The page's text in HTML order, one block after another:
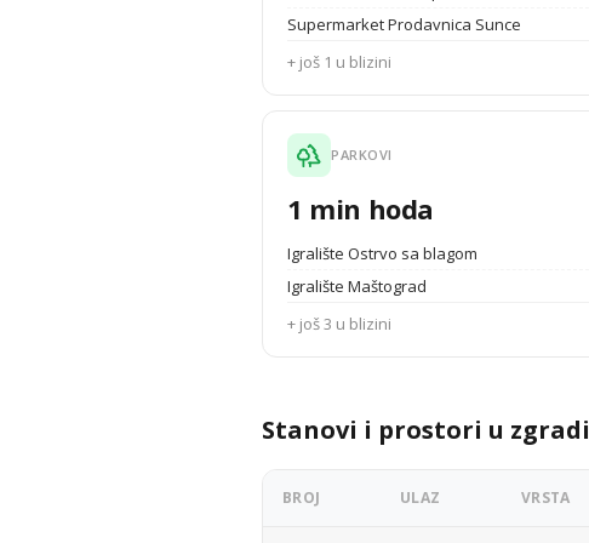
Supermarket Prodavnica Sunce
+ još 1 u blizini
PARKOVI
1 min hoda
Igralište Ostrvo sa blagom
Igralište Maštograd
+ još 3 u blizini
Stanovi i prostori u zgradi
BROJ ULAZ VRSTA